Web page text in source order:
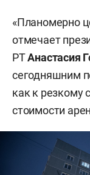
«Планомерно
отмечает
РТАнастасия
сегодняшним
как к резкому
стоимости